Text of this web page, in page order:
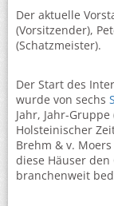
Der aktuelle
(Vorsitzender),
(Schatzmeister).
Der Start des
wurde von sechs
Jahr, Jahr-
Holsteinischer
Brehm & v.
diese Häuser
branchenweit